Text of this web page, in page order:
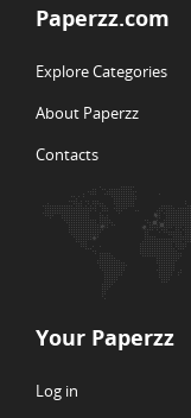
Paperzz.com
Explore Categories
About Paperzz
Contacts
Your Paperzz
Log in